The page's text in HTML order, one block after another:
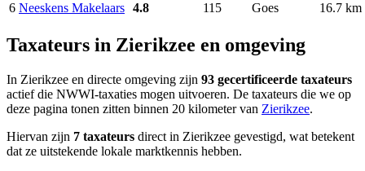
6 Neeskens Makelaars 4.8 115 Goes 16.7 km
Taxateurs in Zierikzee en omgeving
In Zierikzee en directe omgeving zijn 93 gecertificeerde taxateurs
actief die NWWI-taxaties mogen uitvoeren. De taxateurs die we op
deze pagina tonen zitten binnen 20 kilometer van Zierikzee.
Hiervan zijn 7 taxateurs direct in Zierikzee gevestigd, wat betekent
dat ze uitstekende lokale marktkennis hebben.